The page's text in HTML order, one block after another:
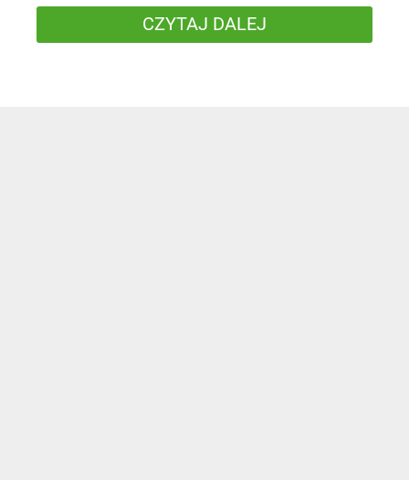
CZYTAJ DALEJ